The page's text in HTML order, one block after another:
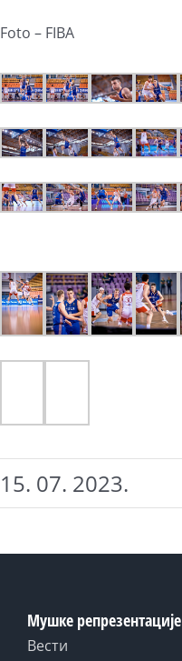
Foto – FIBA
15. 07. 2023.
Мушке репрезентације
Вести